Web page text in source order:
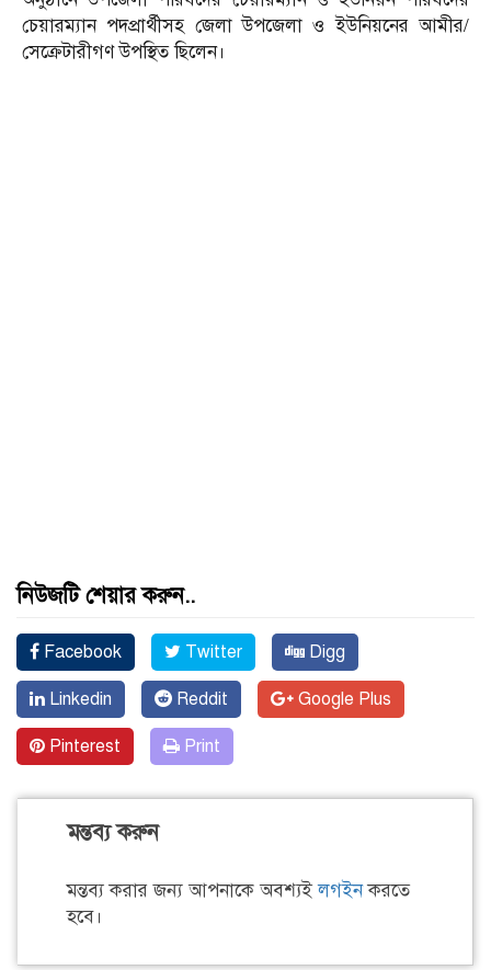
চেয়ারম্যান পদপ্রার্থীসহ জেলা উপজেলা ও ইউনিয়নের আমীর/
সেক্রেটারীগণ উপস্থিত ছিলেন।
নিউজটি শেয়ার করুন..
Facebook Twitter Digg
Linkedin Reddit Google Plus
Pinterest Print
মন্তব্য করুন
মন্তব্য করার জন্য আপনাকে অবশ্যইলগইনকরতে
হবে।